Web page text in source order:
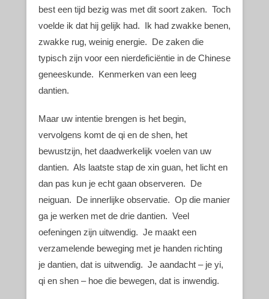
best een tijd bezig was met dit soort zaken. Toch
voelde ik dat hij gelijk had. Ik had zwakke benen,
zwakke rug, weinig energie. De zaken die
typisch zijn voor een nierdeficiëntie in de Chinese
geneeskunde. Kenmerken van een leeg
dantien.
Maar uw intentie brengen is het begin,
vervolgens komt de qi en de shen, het
bewustzijn, het daadwerkelijk voelen van uw
dantien. Als laatste stap de xin guan, het licht en
dan pas kun je echt gaan observeren. De
neiguan. De innerlijke observatie. Op die manier
ga je werken met de drie dantien. Veel
oefeningen zijn uitwendig. Je maakt een
verzamelende beweging met je handen richting
je dantien, dat is uitwendig. Je aandacht – je yi,
qi en shen – hoe die bewegen, dat is inwendig.